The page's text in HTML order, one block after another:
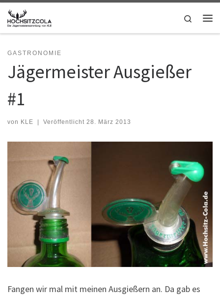
Zum Inhalt springen
Search
GASTRONOMIE
Jägermeister Ausgießer
#1
von KLE Veröffentlicht 28. März 2013
Fangen wir mal mit meinen Ausgießern an. Da gab es